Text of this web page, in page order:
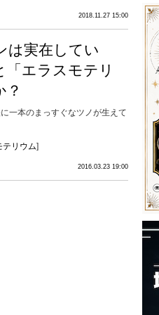
2018.11.27 15:00
は実在してい
「エラスモテリ
？
一本のまっすぐなツノが生えて
テリウム]
2016.03.23 19:00